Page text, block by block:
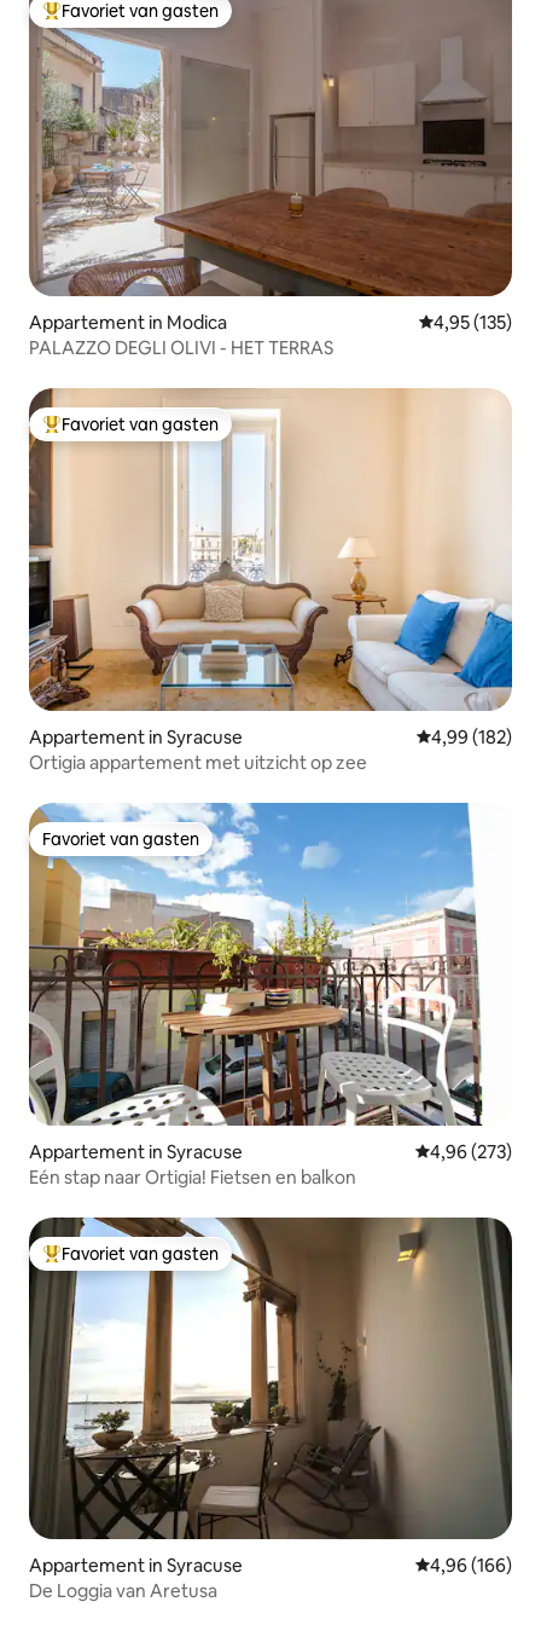
Topfavoriet van gasten
Favoriet van gasten
Appartement in Modica Gemiddelde
4,95 (135)
PALAZZO DEGLI OLIVI - HET TERRAS
Topfavoriet van gasten
Favoriet van gasten
Appartement in Syracuse Gemiddelde
4,99 (182)
Ortigia appartement met uitzicht op zee
Favoriet van gasten
Favoriet van gasten
Appartement in Syracuse Gemiddelde
4,96 (273)
Eén stap naar Ortigia! Fietsen en balkon
Topfavoriet van gasten
Favoriet van gasten
Appartement in Syracuse Gemiddelde
4,96 (166)
De Loggia van Aretusa